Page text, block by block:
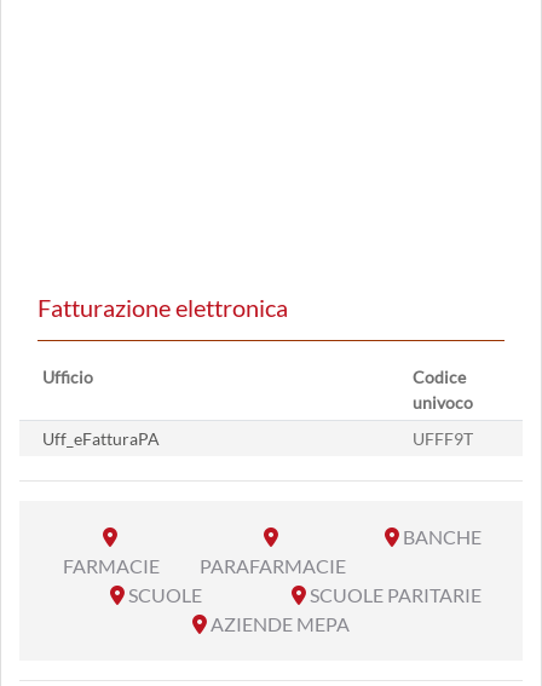
Fatturazione elettronica
Ufficio
Codice
univoco
Uff_eFatturaPA
UFFF9T
FARMACIE PARAFARMACIE
BANCHE
SCUOLE
SCUOLE PARITARIE
AZIENDE MEPA